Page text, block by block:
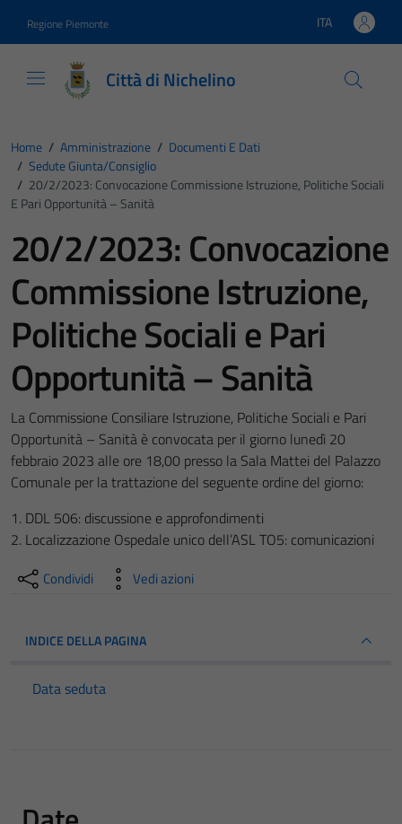
Regione Piemonte Lingua attiva:
ITA
Città di Nichelino
Home / Amministrazione / Documenti E Dati
/ Sedute Giunta/consiglio
/ 20/2/2023: Convocazione Commissione Istruzione, Politiche Sociali
E Pari Opportunità – Sanità
20/2/2023: Convocazione
Commissione Istruzione,
Politiche Sociali e Pari
Opportunità – Sanità
La Commissione Consiliare Istruzione, Politiche Sociali e Pari
Opportunità – Sanità è convocata per il giorno lunedì 20
febbraio 2023 alle ore 18,00 presso la Sala Mattei del Palazzo
Comunale per la trattazione del seguente ordine del giorno:
1. DDL 506: discussione e approfondimenti
2. Localizzazione Ospedale unico dell’ASL TO5: comunicazioni
Condividi Vedi azioni
INDICE DELLA PAGINA
Data seduta